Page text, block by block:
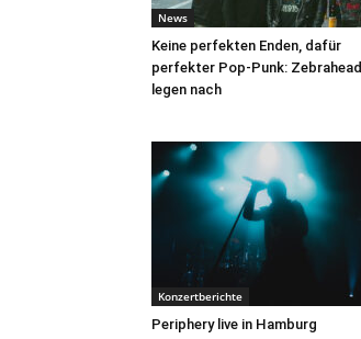
News
Keine perfekten Enden, dafür
perfekter Pop-Punk: Zebrahead
legen nach
Konzertberichte
Periphery live in Hamburg